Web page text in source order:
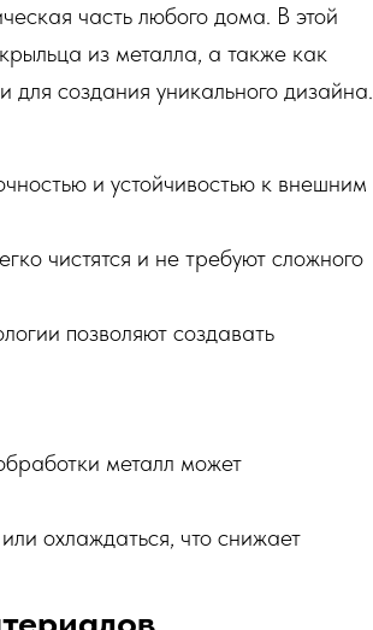
часть любого дома. В этой
из металла, а также как
создания уникального дизайна.
и устойчивостью к внешним
чистятся и не требуют сложного
позволяют создавать
металл может
охлаждаться, что снижает